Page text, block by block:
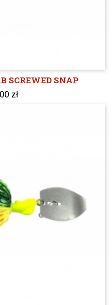
SCREWED SNAP
zł